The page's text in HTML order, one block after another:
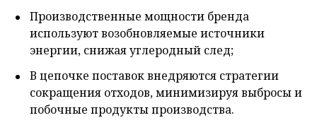
Производственные мощности бренда
используют возобновляемые источники
энергии, снижая углеродный след;
В цепочке поставок внедряются стратегии
сокращения отходов, минимизируя выбросы и
побочные продукты производства.